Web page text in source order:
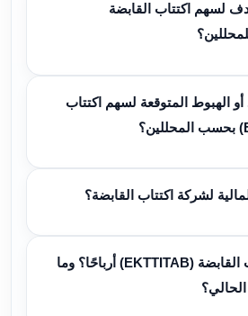
لسهم اكتتاب القابضة
الهبوط المتوقعة لسهم اكتتاب
لشركة اكتتاب القابضة؟
هل يوزع سهم اكتتاب القابضة (EKTTITAB) أرباحًا؟ وما
الحالي؟